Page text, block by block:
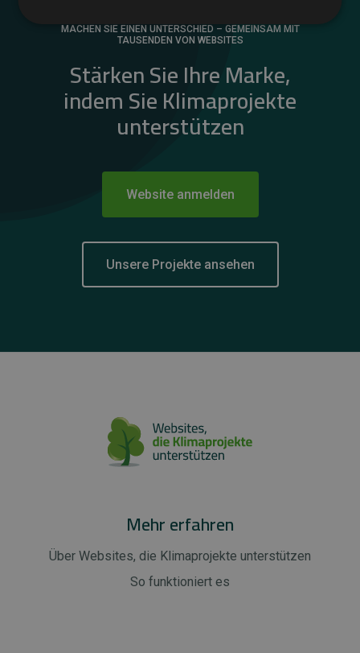
MACHEN SIE EINEN UNTERSCHIED – GEMEINSAM MIT
TAUSENDEN VON WEBSITES
Stärken Sie Ihre Marke,
indem Sie Klimaprojekte
unterstützen
Website anmelden
Unsere Projekte ansehen
Mehr erfahren
Über Websites, die Klimaprojekte unterstützen
So funktioniert es